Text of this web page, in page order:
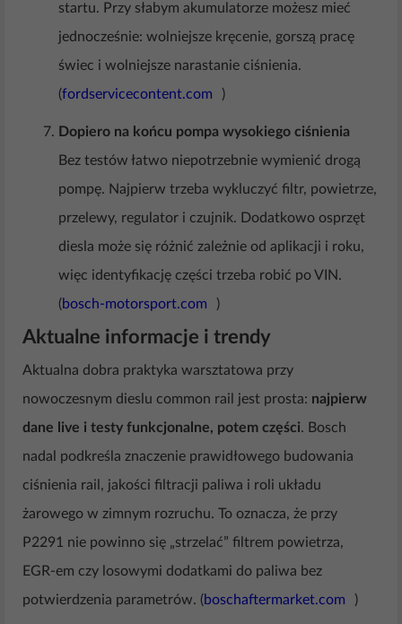
startu. Przy słabym akumulatorze możesz mieć
jednocześnie: wolniejsze kręcenie, gorszą pracę
świec i wolniejsze narastanie ciśnienia.
(fordservicecontent.com )
Dopiero na końcu pompa wysokiego ciśnienia
Bez testów łatwo niepotrzebnie wymienić drogą
pompę. Najpierw trzeba wykluczyć filtr, powietrze,
przelewy, regulator i czujnik. Dodatkowo osprzęt
diesla może się różnić zależnie od aplikacji i roku,
więc identyfikację części trzeba robić po VIN.
(bosch-motorsport.com )
Aktualne informacje i trendy
Aktualna dobra praktyka warsztatowa przy
nowoczesnym dieslu common rail jest prosta: najpierw
dane live i testy funkcjonalne, potem części. Bosch
nadal podkreśla znaczenie prawidłowego budowania
ciśnienia rail, jakości filtracji paliwa i roli układu
żarowego w zimnym rozruchu. To oznacza, że przy
P2291 nie powinno się „strzelać” filtrem powietrza,
EGR-em czy losowymi dodatkami do paliwa bez
potwierdzenia parametrów. (boschaftermarket.com )